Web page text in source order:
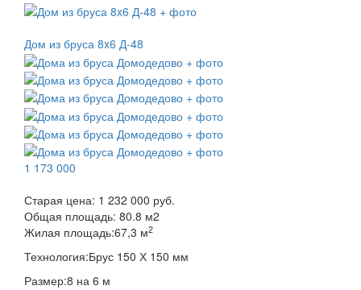
Дом из бруса 8x6 Д-48
1 173 000
Старая цена: 1 232 000 руб.
Общая площадь: 80.8 м2
Жилая площадь:67,3 м2
Технология:Брус 150 Х 150 мм
Размер:8 на 6 м